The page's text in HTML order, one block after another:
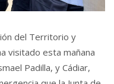
del Territorio y
visitado esta mañana
Padilla, y Cádiar,